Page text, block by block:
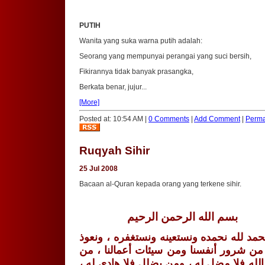
PUTIH
Wanita yang suka warna putih adalah:
Seorang yang mempunyai perangai yang suci bersih,
Fikirannya tidak banyak prasangka,
Berkata benar, jujur...
[More]
Posted at: 10:54 AM | 0 Comments Add Comment|
Ruqyah Sihir
25 Jul 2008
Bacaan al-Quran kepada orang yang terkene sihir.
بسم الله الرحمن الرحيم
لله نحمده ونستعينه ونستغفره ، ونعوذ
من شرور أنفسنا ومن سيئات أعمالنا ، من